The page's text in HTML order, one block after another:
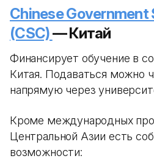
Chinese Government
(CSC)— Китай
Финансирует обучение в
Китая. Подаваться можно
напрямую через
Кроме международных
Центральной Азии есть
возможности: